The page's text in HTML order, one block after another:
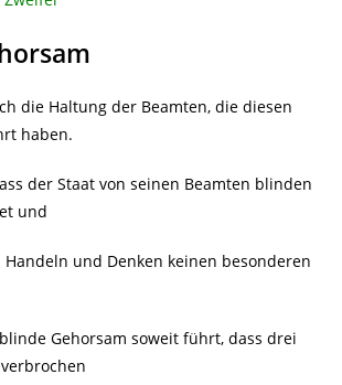
die Haltung der Beamten, die diesen
haben.
der Staat von seinen Beamten blinden
und
und Denken keinen besonderen
Gehorsam soweit führt, dass drei